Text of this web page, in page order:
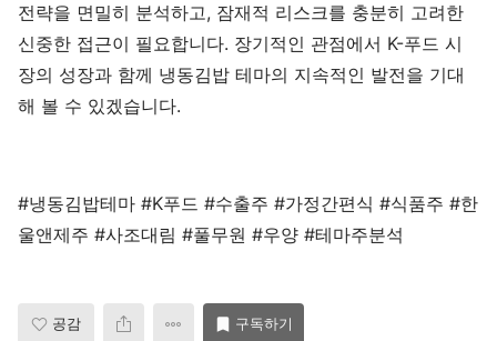
전략을 면밀히 분석하고, 잠재적 리스크를 충분히 고려한
신중한 접근이 필요합니다. 장기적인 관점에서 K-푸드 시
장의 성장과 함께 냉동김밥 테마의 지속적인 발전을 기대
해 볼 수 있겠습니다.
#냉동김밥테마 #K푸드 #수출주 #가정간편식 #식품주 #한
울앤제주 #사조대림 #풀무원 #우양 #테마주분석
공감 구독하기